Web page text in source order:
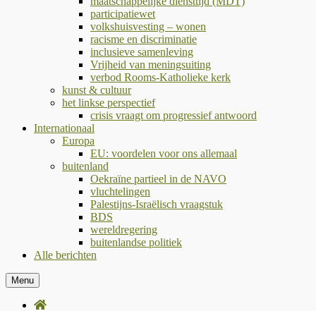
participatiewet
volkshuisvesting – wonen
racisme en discriminatie
inclusieve samenleving
Vrijheid van meningsuiting
verbod Rooms-Katholieke kerk
kunst & cultuur
het linkse perspectief
crisis vraagt om progressief antwoord
Internationaal
Europa
EU: voordelen voor ons allemaal
buitenland
Oekraïne partieel in de NAVO
vluchtelingen
Palestijns-Israëlisch vraagstuk
BDS
wereldregering
buitenlandse politiek
Alle berichten
Menu